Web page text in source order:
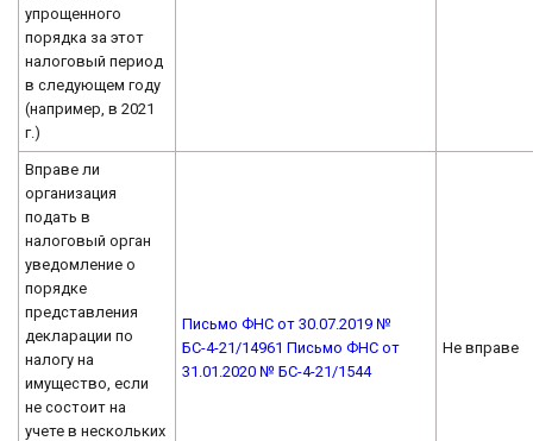
упрощенного
порядка за этот
налоговый период
в следующем году
(например, в 2021
г.)
Вправе ли
организация
подать в
налоговый орган
уведомление о
порядке
представления
декларации по
налогу на
имущество, если
не состоит на
учете в нескольких
Письмо ФНС от 30.07.2019 №
БС-4-21/14961 Письмо ФНС от
31.01.2020 № БС-4-21/1544
Не вправе